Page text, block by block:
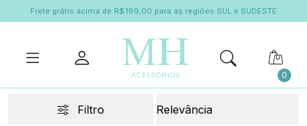
Frete grátis acima de R$199,00 para as regiões SUL e SUDESTE
0
Filtro